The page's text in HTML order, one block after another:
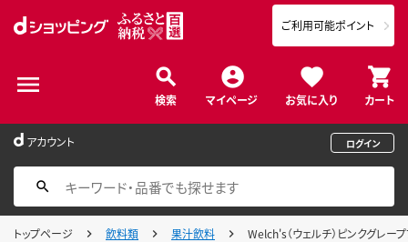
検索 マイページ お気に入り カート
ご利用可能ポイント
アカウント ログイン
トップページ 飲料類 果汁飲料 Welch's（ウェルチ）ピンクグレ